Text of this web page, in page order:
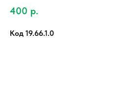
400 р.
Код 19.66.1.0